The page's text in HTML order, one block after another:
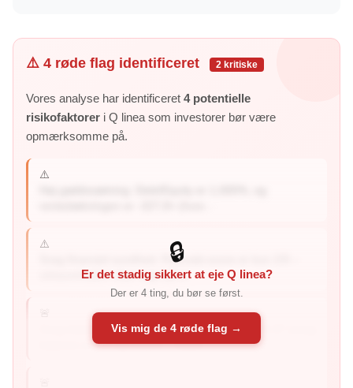
⚠️ 4 røde flag identificeret 2 kritiske
Vores analyse har identificeret 4 potentielle
risikofaktorer i Q linea som investorer bør være
opmærksomme på.
⚠️
⚠️
Svag finansiel sundhed: Piotroski-score er kun 2/9 –
virksomheden viser tegn på s...
Svag balance (forhøjet risiko): Altman Z2 er -9.37 (svag
balance er 1,1 og under) – balan...
🔒
Er det stadig sikkert at eje Q linea?
Der er 4 ting, du bør se først.
Vis mig de 4 røde flag →